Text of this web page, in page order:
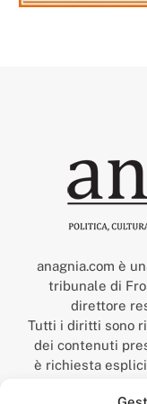
anagnia.com è
tribunale di
direttore
Tutti i diritti sono
dei contenuti
è richiesta